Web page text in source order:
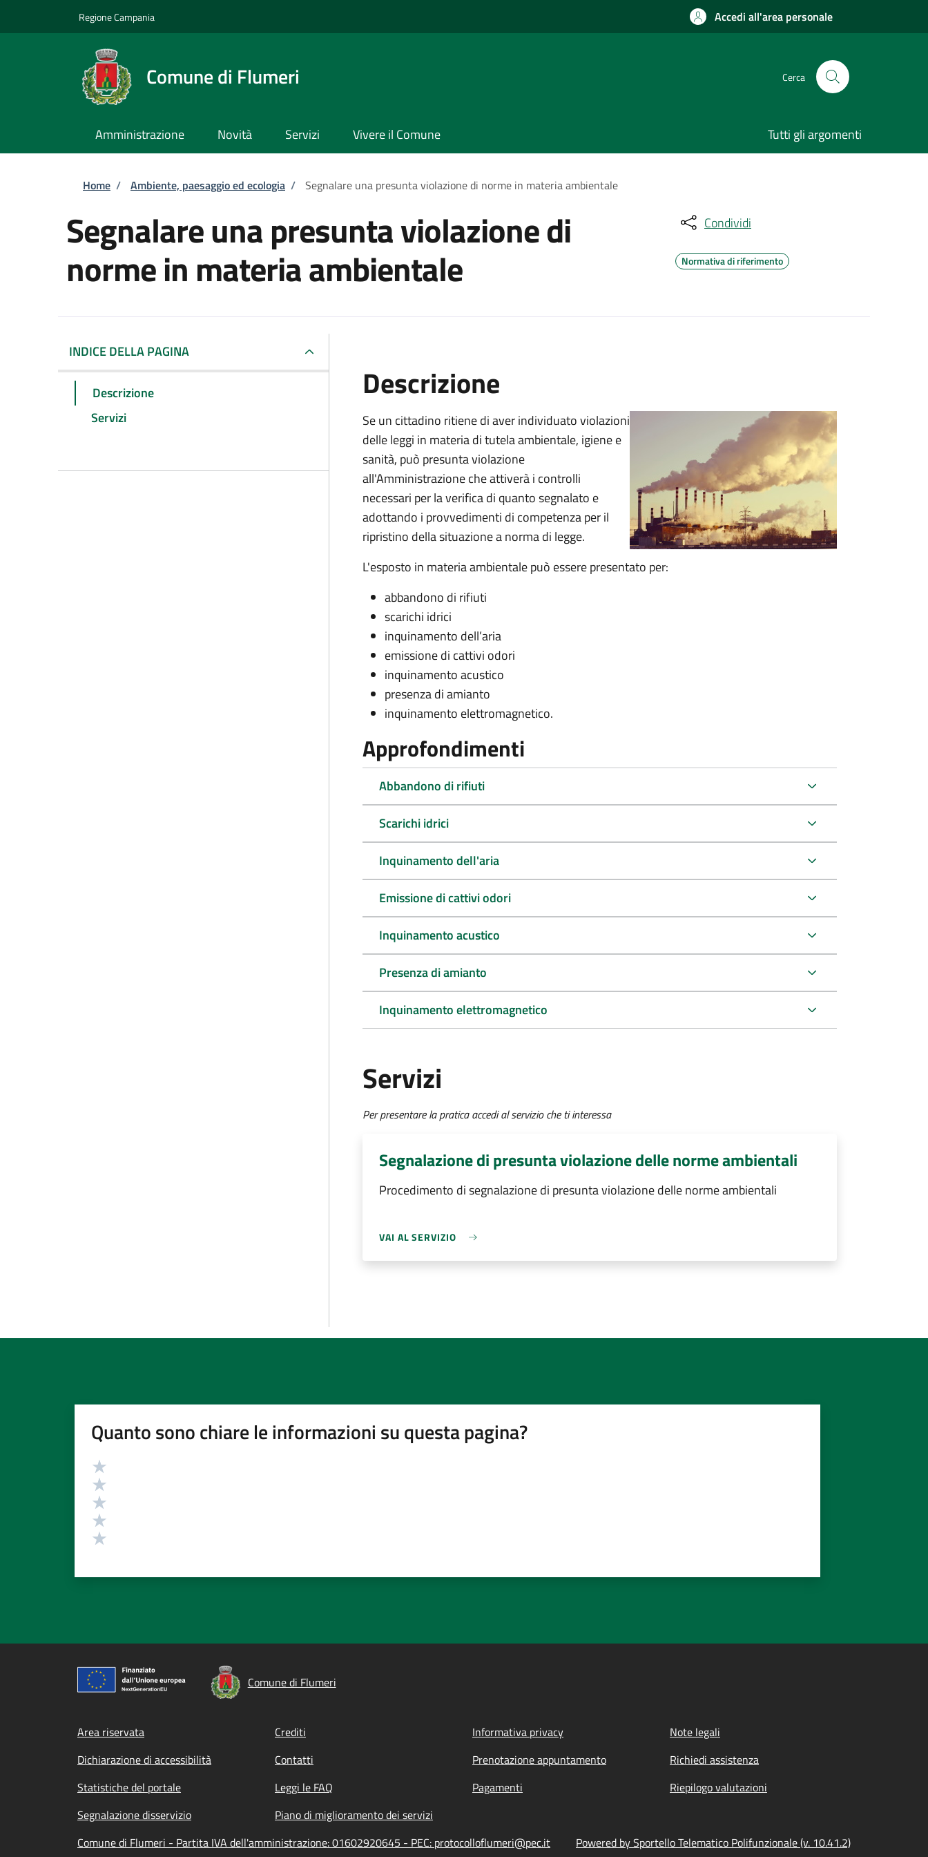
Regione Campania Accedi all'area personale
Comune di Flumeri Cerca
Amministrazione Novità Servizi Vivere il Comune Tutti gli argomenti
Briciole di pane
Home / Ambiente, paesaggio ed ecologia / Segnalare una presunta violazione di norme in materia ambientale
Segnalare una presunta violazione di
norme in materia ambientale
Condividi
Normativa di riferimento
INDICE DELLA PAGINA
Descrizione
Servizi
Descrizione
Se un cittadino ritiene di aver individuato violazioni
delle leggi in materia di tutela ambientale, igiene e
sanità, può presunta violazione
all'Amministrazione che attiverà i controlli
necessari per la verifica di quanto segnalato e
adottando i provvedimenti di competenza per il
ripristino della situazione a norma di legge.
L'esposto in materia ambientale può essere presentato per:
abbandono di rifiuti
scarichi idrici
inquinamento dell’aria
emissione di cattivi odori
inquinamento acustico
presenza di amianto
inquinamento elettromagnetico.
Approfondimenti
Abbandono di rifiuti
Scarichi idrici
Inquinamento dell'aria
Emissione di cattivi odori
Inquinamento acustico
Presenza di amianto
Inquinamento elettromagnetico
Servizi
Per presentare la pratica accedi al servizio che ti interessa
Segnalazione di presunta violazione delle norme ambientali
Procedimento di segnalazione di presunta violazione delle norme ambientali
VAI AL SERVIZIO
Quanto sono chiare le informazioni su questa pagina?
Valutazione
Comune di Flumeri
Footer menu
Area riservata Crediti Informativa privacy
Note legali
Dichiarazione di accessibilità
Contatti Prenotazione appuntamento
Richiedi assistenza
Statistiche del portale
Leggi le FAQ Pagamenti
Riepilogo valutazioni
Segnalazione disservizio
Piano di miglioramento dei servizi
Comune di Flumeri - Partita IVA dell'amministrazione: 01602920645 - PEC: protocolloflumeri@pec.it
Powered by Sportello Telematico Polifunzionale (v. 10.41.2)